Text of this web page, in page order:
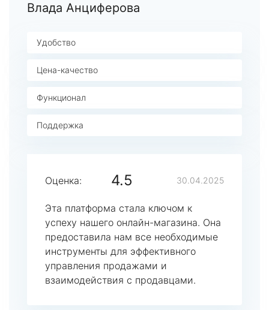
Влада Анциферова
Удобство
Цена-качество
Функционал
Поддержка
Оценка: 4.5 30.04.2025
Эта платформа стала ключом к
успеху нашего онлайн-магазина. Она
предоставила нам все необходимые
инструменты для эффективного
управления продажами и
взаимодействия с продавцами.